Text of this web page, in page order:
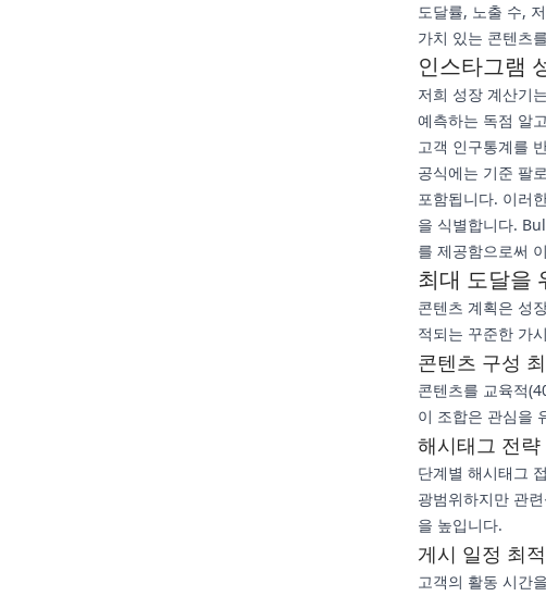
도달률, 노출 수,
가치 있는 콘텐츠
인스타그램
저희 성장 계산기
예측하는 독점 알
고객 인구통계를
공식에는 기준 팔
포함됩니다. 이러
을 식별합니다.
를 제공함으로써
최대 도달을
콘텐츠 계획은 성
적되는 꾸준한 가
콘텐츠 구성
콘텐츠를 교육적
이 조합은 관심을
해시태그 전략
단계별 해시태그
광범위하지만 관
을 높입니다.
게시 일정 최
고객의 활동 시간